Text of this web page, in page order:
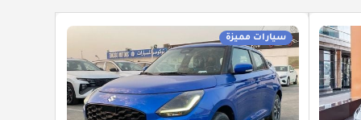
سيارات مميزة